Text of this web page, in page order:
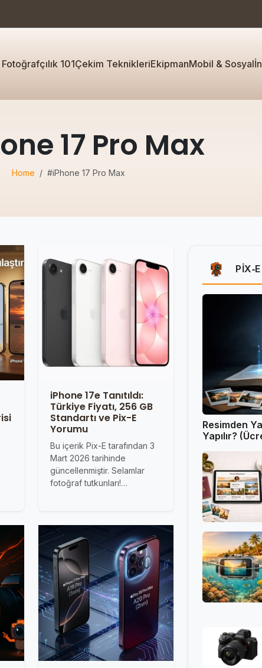
Fotoğrafçılık 101Çekim TeknikleriEkipmanMobil & Sosyal
17 Pro Max
Home #iPhone 17 Pro Max
iPhone 17e Tanıtıldı:
Türkiye Fiyatı, 256 GB
Standartı ve Pix-E
Yorumu
Bu içerik Pix-E tarafından 3
Mart 2026 tarihinde
güncellenmiştir. Selamlar
fotoğraf tutkunları!…
Resimden
Yapılır?